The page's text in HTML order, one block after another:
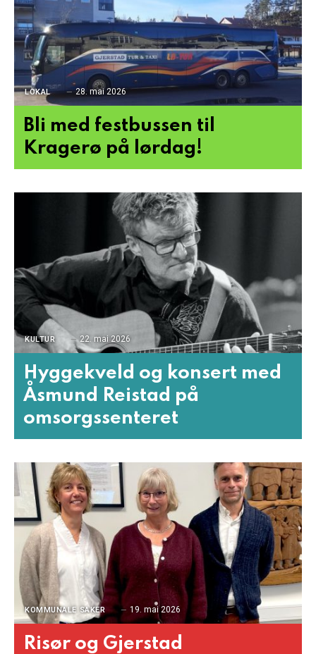
LOKAL 28. mai 2026
Bli med festbussen til
Kragerø på lørdag!
KULTUR 22. mai 2026
Hyggekveld og konsert med
Åsmund Reistad på
omsorgssenteret
KOMMUNALE SAKER 19. mai 2026
Risør og Gjerstad